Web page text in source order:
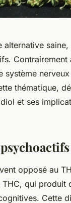
Contrairement
système
thématique,
et ses
opposé au
qui produit
Cette